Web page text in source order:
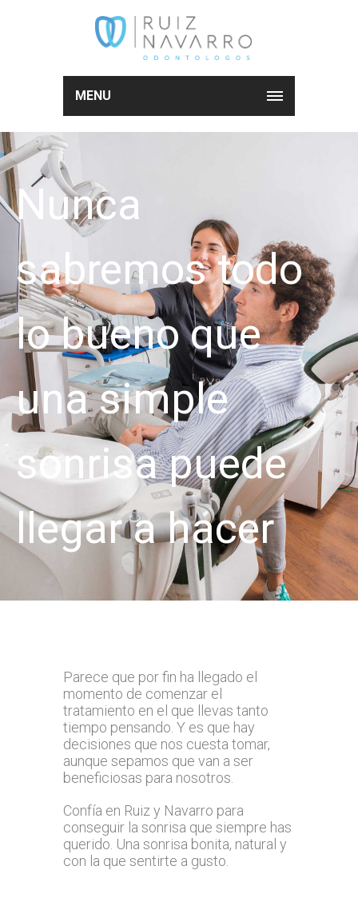
MENU
Nunca
sabremos todo
lo bueno que
una simple
sonrisa puede
llegar a hacer
Parece que por fin ha llegado el
momento de comenzar el
tratamiento en el que llevas tanto
tiempo pensando. Y es que hay
decisiones que nos cuesta tomar,
aunque sepamos que van a ser
beneficiosas para nosotros.
Confía en Ruiz y Navarro para
conseguir la sonrisa que siempre has
querido. Una sonrisa bonita, natural y
con la que sentirte a gusto.